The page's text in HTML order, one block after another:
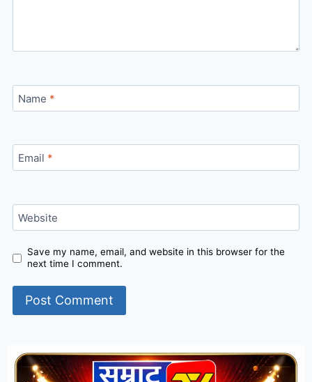
Name *
Email *
Website
Save my name, email, and website in this browser for the
next time I comment.